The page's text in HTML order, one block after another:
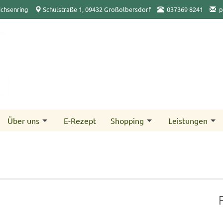
Schulstraße 1, 09432 Großolbersdorf 03­7369 8241
Über uns E-Rezept Shopping Leistungen